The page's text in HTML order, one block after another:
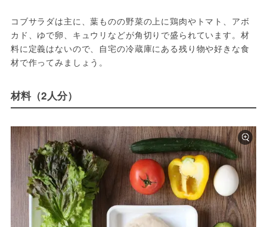
コブサラダは主に、葉ものの野菜の上に鶏肉やトマト、アボ
カド、ゆで卵、キュウリなどが角切りで盛られています。材
料に定義はないので、自宅の冷蔵庫にある残り物や好きな食
材で作ってみましょう。
材料（2人分）